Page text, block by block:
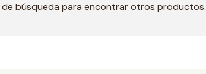
búsqueda para encontrar otros productos.